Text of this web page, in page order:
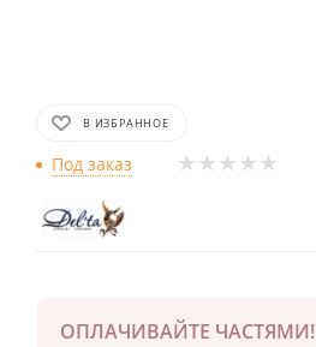
В ИЗБРАННОЕ
Под заказ
ОПЛАЧИВАЙТЕ ЧАСТЯМИ!